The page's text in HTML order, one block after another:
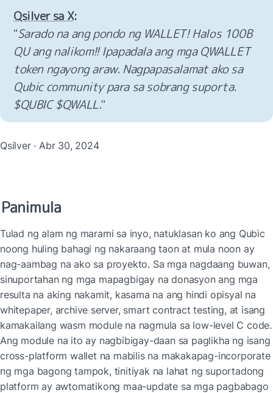
Qsilver sa X:
"Sarado na ang pondo ng WALLET! Halos 100B
QU ang nalikom!! Ipapadala ang mga QWALLET
token ngayong araw. Nagpapasalamat ako sa
Qubic community para sa sobrang suporta.
$QUBIC $QWALL."
Qsilver · Abr 30, 2024
Panimula
Tulad ng alam ng marami sa inyo, natuklasan ko ang Qubic
noong huling bahagi ng nakaraang taon at mula noon ay
nag-aambag na ako sa proyekto. Sa mga nagdaang buwan,
sinuportahan ng mga mapagbigay na donasyon ang mga
resulta na aking nakamit, kasama na ang hindi opisyal na
whitepaper, archive server, smart contract testing, at isang
kamakailang wasm module na nagmula sa low-level C code.
Ang module na ito ay nagbibigay-daan sa paglikha ng isang
cross-platform wallet na mabilis na makakapag-incorporate
ng mga bagong tampok, tinitiyak na lahat ng suportadong
platform ay awtomatikong maa-update sa mga pagbabago